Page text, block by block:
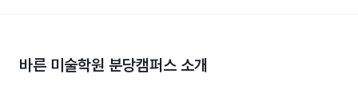
바른 미술학원 분당캠퍼스 소개